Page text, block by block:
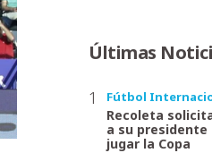
Últimas
Fútbol
Recoleta
a su presidente
jugar la Copa